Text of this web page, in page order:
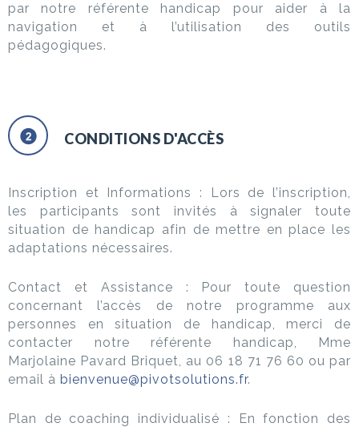
par notre référente handicap pour aider à la
navigation et à l’utilisation des outils
pédagogiques.
CONDITIONS D'ACCÈS
Inscription et Informations : Lors de l’inscription,
les participants sont invités à signaler toute
situation de handicap afin de mettre en place les
adaptations nécessaires.
Contact et Assistance : Pour toute question
concernant l’accès de notre programme aux
personnes en situation de handicap, merci de
contacter notre référente handicap, Mme
Marjolaine Pavard Briquet, au 06 18 71 76 60 ou par
email à bienvenue@pivotsolutions.fr.
Plan de coaching individualisé : En fonction des